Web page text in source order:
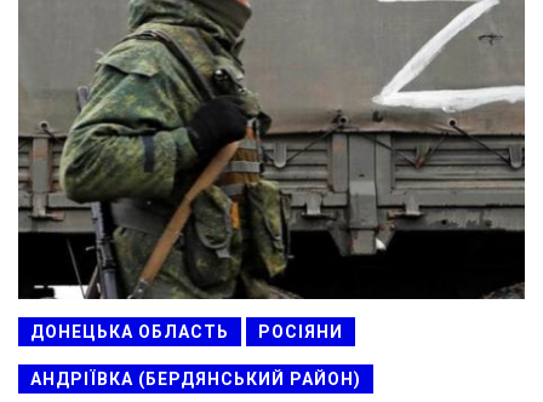
ДОНЕЦЬКА ОБЛАСТЬ РОСІЯНИ
АНДРІЇВКА (БЕРДЯНСЬКИЙ РАЙОН)